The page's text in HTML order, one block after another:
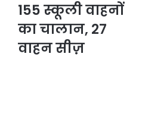
155
वाहनों
का
चालान,
155 स्कूली वाहनों
का चालान, 27
वाहन सीज़